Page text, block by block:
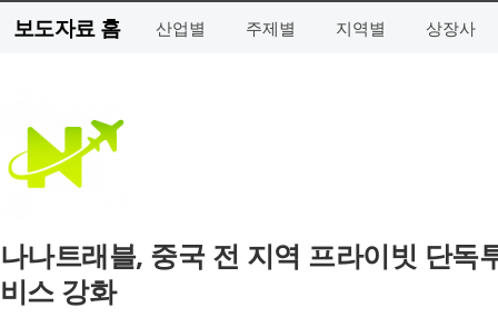
보도자료 홈 산업별 주제별 지역별 상장사
나나트래블, 중국 전 지역 프라이빗 단
비스 강화